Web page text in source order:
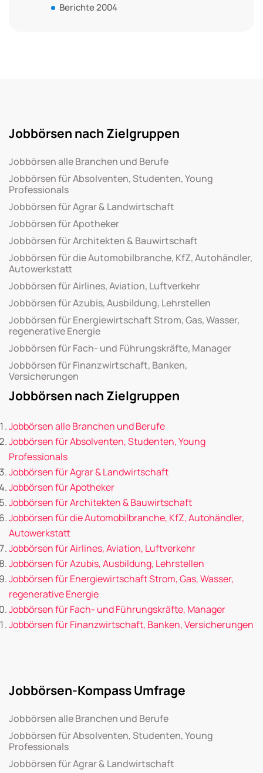
Berichte 2004
Jobbörsen nach Zielgruppen
Jobbörsen alle Branchen und Berufe
Jobbörsen für Absolventen, Studenten, Young
Professionals
Jobbörsen für Agrar & Landwirtschaft
Jobbörsen für Apotheker
Jobbörsen für Architekten & Bauwirtschaft
Jobbörsen für die Automobilbranche, KfZ, Autohändler,
Autowerkstatt
Jobbörsen für Airlines, Aviation, Luftverkehr
Jobbörsen für Azubis, Ausbildung, Lehrstellen
Jobbörsen für Energiewirtschaft Strom, Gas, Wasser,
regenerative Energie
Jobbörsen für Fach- und Führungskräfte, Manager
Jobbörsen für Finanzwirtschaft, Banken,
Versicherungen
Jobbörsen nach Zielgruppen
Jobbörsen alle Branchen und Berufe
Jobbörsen für Absolventen, Studenten, Young
Professionals
Jobbörsen für Agrar & Landwirtschaft
Jobbörsen für Apotheker
Jobbörsen für Architekten & Bauwirtschaft
Jobbörsen für die Automobilbranche, KfZ, Autohändler,
Autowerkstatt
Jobbörsen für Airlines, Aviation, Luftverkehr
Jobbörsen für Azubis, Ausbildung, Lehrstellen
Jobbörsen für Energiewirtschaft Strom, Gas, Wasser,
regenerative Energie
Jobbörsen für Fach- und Führungskräfte, Manager
Jobbörsen für Finanzwirtschaft, Banken, Versicherungen
Jobbörsen-Kompass Umfrage
Jobbörsen alle Branchen und Berufe
Jobbörsen für Absolventen, Studenten, Young
Professionals
Jobbörsen für Agrar & Landwirtschaft